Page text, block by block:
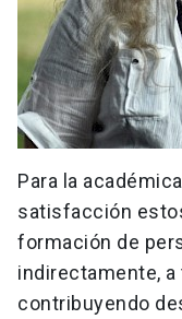
Para la
satisfacción
formación de
indirectamente,
contribuyendo